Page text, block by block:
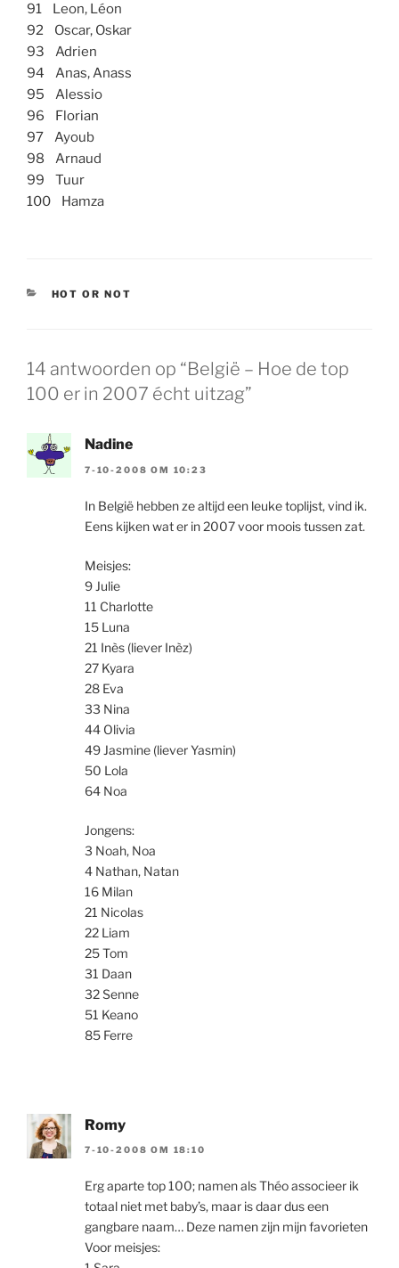
91 Leon, Léon
92 Oscar, Oskar
93 Adrien
94 Anas, Anass
95 Alessio
96 Florian
97 Ayoub
98 Arnaud
99 Tuur
100 Hamza
CATEGORIEËN
HOT OR NOT
14 antwoorden op “België – Hoe de top
100 er in 2007 écht uitzag”
Nadine
7-10-2008 OM 10:23
In België hebben ze altijd een leuke toplijst, vind ik.
Eens kijken wat er in 2007 voor moois tussen zat.
Meisjes:
9 Julie
11 Charlotte
15 Luna
21 Inès (liever Inèz)
27 Kyara
28 Eva
33 Nina
44 Olivia
49 Jasmine (liever Yasmin)
50 Lola
64 Noa
Jongens:
3 Noah, Noa
4 Nathan, Natan
16 Milan
21 Nicolas
22 Liam
25 Tom
31 Daan
32 Senne
51 Keano
85 Ferre
Romy
7-10-2008 OM 18:10
Erg aparte top 100; namen als Théo associeer ik
totaal niet met baby’s, maar is daar dus een
gangbare naam… Deze namen zijn mijn favorieten
Voor meisjes: